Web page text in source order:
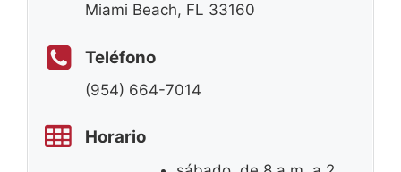
Miami Beach, FL 33160
Teléfono
(954) 664-7014
Horario